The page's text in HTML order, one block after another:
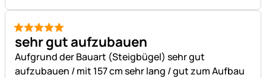
5 von 5
sehr gut aufzubauen
Aufgrund der Bauart (Steigbügel) sehr gut
aufzubauen / mit 157 cm sehr lang / gut zum Aufbau